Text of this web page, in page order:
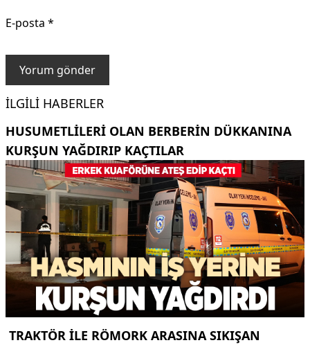
E-posta *
İLGILI HABERLER
HUSUMETLILERI OLAN BERBERIN DÜKKANINA
KURŞUN YAĞDIRIP KAÇTILAR
TRAKTÖR ILE RÖMORK ARASINA SIKIŞAN